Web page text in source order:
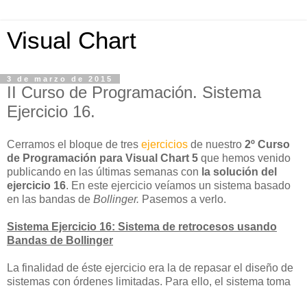
Visual Chart
3 de marzo de 2015
II Curso de Programación. Sistema
Ejercicio 16.
Cerramos el bloque de tres ejercicios de nuestro 2º Curso
de Programación para Visual Chart 5 que hemos venido
publicando en las últimas semanas con la solución del
ejercicio 16. En este ejercicio veíamos un sistema basado
en las bandas de Bollinger. Pasemos a verlo.
Sistema Ejercicio 16: Sistema de retrocesos usando
Bandas de Bollinger
La finalidad de éste ejercicio era la de repasar el diseño de
sistemas con órdenes limitadas. Para ello, el sistema toma